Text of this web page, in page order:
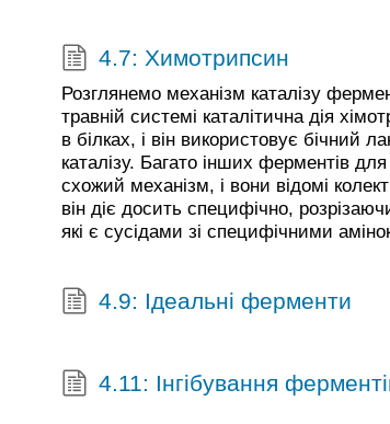
4.7: Химотрипсин
Розглянемо механізм каталізу
травній системі каталітична дія
в білках, і він використовує бічний
каталізу. Багато інших ферментів
схожий механізм, і вони відомі
він діє досить специфічно,
які є сусідами зі специфічними
4.9: Ідеальні ферменти
4.11: Інгібування